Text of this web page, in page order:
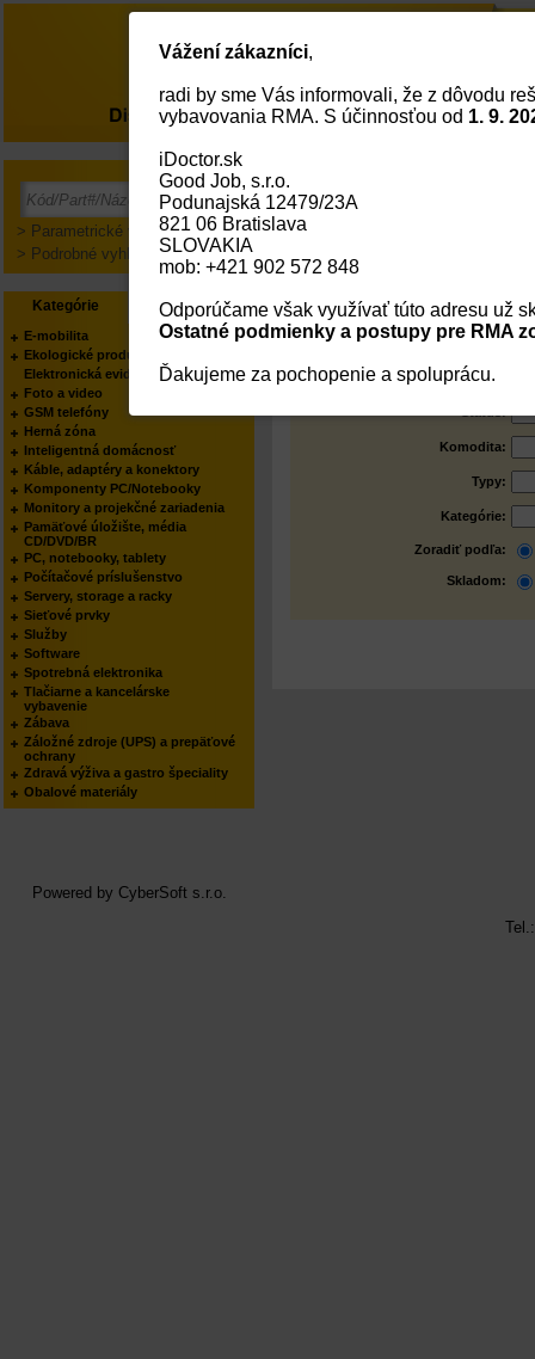
Kód:
Názov:
Part No.:
Komodita:
Typy:
Kategórie:
Zoradiť podľa:
Skladom:
> Parametrické vyhľadávanie
> Podrobné vyhľadávanie
Kategórie Výrobcovia
E-mobilita
Ekologické produkty
Elektronická evidencia tržieb
Foto a video
GSM telefóny
Herná zóna
Inteligentná domácnosť
Káble, adaptéry a konektory
Komponenty PC/Notebooky
Monitory a projekčné zariadenia
Pamäťové úložište, média
CD/DVD/BR
PC, notebooky, tablety
Počítačové príslušenstvo
Servery, storage a racky
Sieťové prvky
Služby
Software
Spotrebná elektronika
Tlačiarne a kancelárske
vybavenie
Zábava
Záložné zdroje (UPS) a prepäťové
ochrany
Zdravá výživa a gastro špeciality
Obalové materiály
O nás
Powered by CyberSoft s.r.o.
Vážení zákazníci,
radi by sme Vás informovali, že z dôvodu
vybavovania RMA. S účinnosťou od 1. 9.
iDoctor.sk
Good Job, s.r.o.
Podunajská 12479/23A
821 06 Bratislava
SLOVAKIA
mob: +421 902 572 848
Odporúčame však využívať túto adresu už
Ostatné podmienky a postupy pre RMA
Ďakujeme za pochopenie a spoluprácu.